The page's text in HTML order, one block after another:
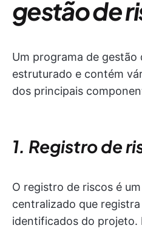
gestão de
Um programa de gestão
estruturado e contém
dos principais
1. Registro de
O registro de riscos é
centralizado que
identificados do projeto.